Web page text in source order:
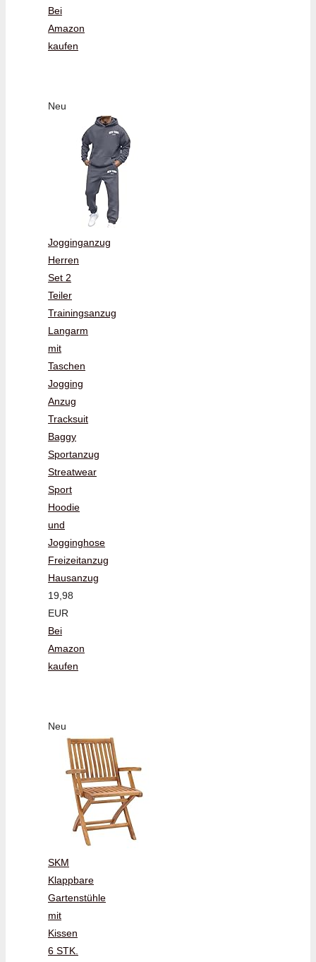
Bei
Amazon
kaufen
Neu
Jogginganzug
Herren
Set 2
Teiler
Trainingsanzug
Langarm
mit
Taschen
Jogging
Anzug
Tracksuit
Baggy
Sportanzug
Streatwear
Sport
Hoodie
und
Jogginghose
Freizeitanzug
Hausanzug
19,98
EUR
Bei
Amazon
kaufen
Neu
SKM
Klappbare
Gartenstühle
mit
Kissen
6 STK.